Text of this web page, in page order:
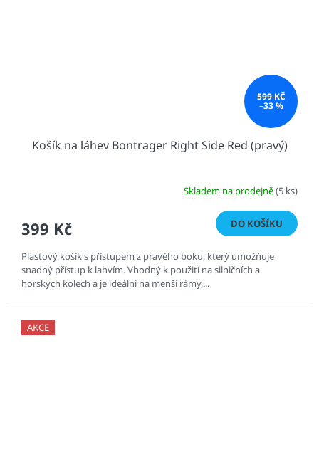
599 KČ
–33 %
Košík na láhev Bontrager Right Side Red (pravý)
Skladem na prodejně(5 ks)
399 Kč DO KOŠÍKU
Plastový košík s přístupem z pravého boku, který umožňuje
snadný přístup k lahvím. Vhodný k použití na silničních a
horských kolech a je ideální na menší rámy,...
AKCE